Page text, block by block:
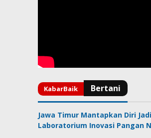
Jawa Timur Mantapkan Diri Jadi
Laboratorium Inovasi Pangan